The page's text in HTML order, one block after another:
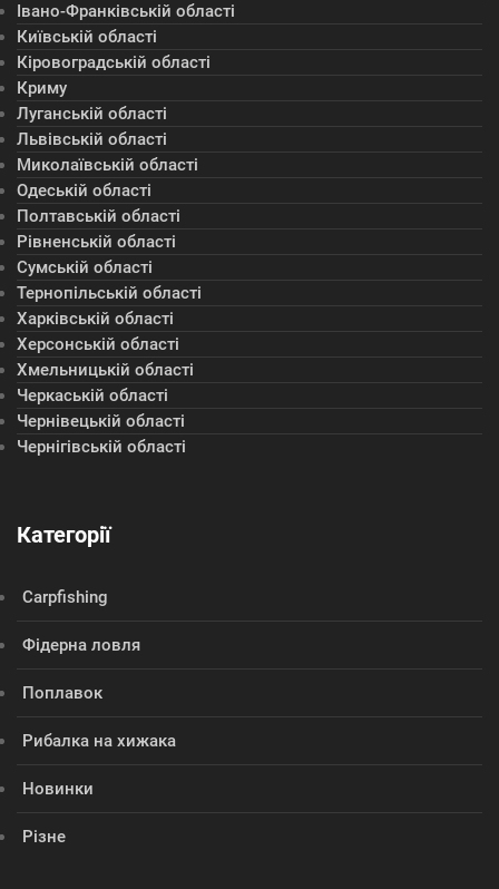
Івано-Франківській області
Київській області
Кіровоградській області
Криму
Луганській області
Львівській області
Миколаївській області
Одеській області
Полтавській області
Рівненській області
Сумській області
Тернопільській області
Харківській області
Херсонській області
Хмельницькій області
Черкаській області
Чернівецькій області
Чернігівській області
Категорії
Сarpfishing
Фідерна ловля
Поплавок
Рибалка на хижака
Новинки
Різне